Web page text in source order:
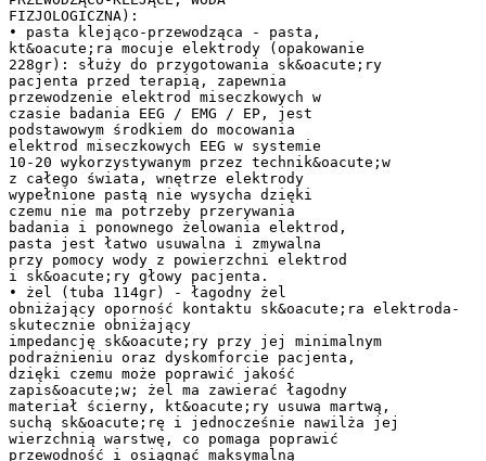
FIZJOLOGICZNA):
• pasta klejąco-przewodząca - pasta,
kt&oacute;ra mocuje elektrody (opakowanie
228gr): służy do przygotowania sk&oacute;ry
pacjenta przed terapią, zapewnia
przewodzenie elektrod miseczkowych w
czasie badania EEG / EMG / EP, jest
podstawowym środkiem do mocowania
elektrod miseczkowych EEG w systemie
10-20 wykorzystywanym przez technik&oacute;w
z całego świata, wnętrze elektrody
wypełnione pastą nie wysycha dzięki
czemu nie ma potrzeby przerywania
badania i ponownego żelowania elektrod,
pasta jest łatwo usuwalna i zmywalna
przy pomocy wody z powierzchni elektrod
i sk&oacute;ry głowy pacjenta.
• żel (tuba 114gr) - łagodny żel
obniżający oporność kontaktu sk&oacute;ra elektroda-
skutecznie obniżający
impedancję sk&oacute;ry przy jej minimalnym
podrażnieniu oraz dyskomforcie pacjenta,
dzięki czemu może poprawić jakość
zapis&oacute;w; żel ma zawierać łagodny
materiał ścierny, kt&oacute;ry usuwa martwą,
suchą sk&oacute;rę i jednocześnie nawilża jej
wierzchnią warstwę, co pomaga poprawić
przewodność i osiągnąć maksymalną